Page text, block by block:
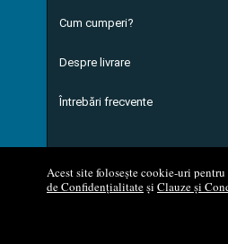
Acest site folosește cookie-uri
de Confidențialitateși Clauze și
Cum cumperi?
Despre livrare
Întrebări frecvente